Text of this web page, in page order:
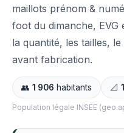
maillots prénom &
foot du dimanche, EVG
la quantité, les tailles,
avant fabrication.
👥 1 906 habitants 📐
Population légale INSEE